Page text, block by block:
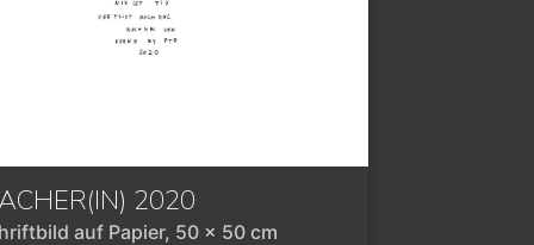
2020
auf Papier, 50 x 50 cm